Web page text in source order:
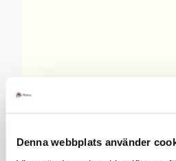
Denna webbplats använder